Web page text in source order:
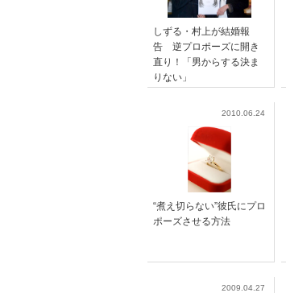
しずる・村上が結婚報
告 逆プロポーズに開き
直り！「男からする決ま
りない」
2010.06.24
“煮え切らない”彼氏にプロ
ポーズさせる方法
2009.04.27